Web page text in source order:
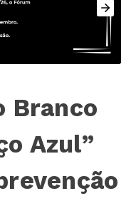
Branco
Azul”